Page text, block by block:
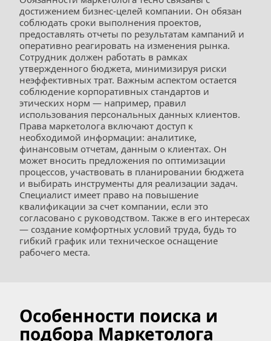
достижением бизнес-целей компании. Он обязан
соблюдать сроки выполнения проектов,
предоставлять отчеты по результатам кампаний и
оперативно реагировать на изменения рынка.
Сотрудник должен работать в рамках
утвержденного бюджета, минимизируя риски
неэффективных трат. Важным аспектом остается
соблюдение корпоративных стандартов и
этических норм — например, правил
использования персональных данных клиентов.
Права маркетолога включают доступ к
необходимой информации: аналитике,
финансовым отчетам, данным о клиентах. Он
может вносить предложения по оптимизации
процессов, участвовать в планировании бюджета
и выбирать инструменты для реализации задач.
Специалист имеет право на повышение
квалификации за счет компании, если это
согласовано с руководством. Также в его интересах
— создание комфортных условий труда, будь то
гибкий график или техническое оснащение
рабочего места.
Особенности поиска и
подбора Маркетолога